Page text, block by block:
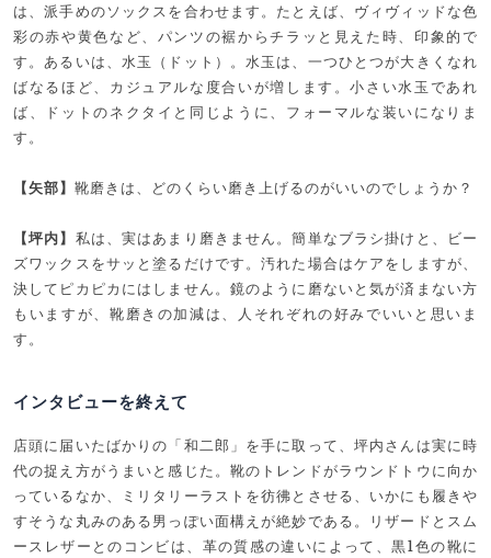
は、派手めのソックスを合わせます。たとえば、ヴィヴィッドな色
彩の赤や黄色など、パンツの裾からチラッと見えた時、印象的で
す。あるいは、水玉（ドット）。水玉は、一つひとつが大きくなれ
ばなるほど、カジュアルな度合いが増します。小さい水玉であれ
ば、ドットのネクタイと同じように、フォーマルな装いになりま
す。
【矢部】 靴磨きは、どのくらい磨き上げるのがいいのでしょうか？
【坪内】 私は、実はあまり磨きません。簡単なブラシ掛けと、ビー
ズワックスをサッと塗るだけです。汚れた場合はケアをしますが、
決してピカピカにはしません。鏡のように磨ないと気が済まない方
もいますが、靴磨きの加減は、人それぞれの好みでいいと思いま
す。
インタビューを終えて
店頭に届いたばかりの「和二郎」を手に取って、坪内さんは実に時
代の捉え方がうまいと感じた。靴のトレンドがラウンドトウに向か
っているなか、ミリタリーラストを彷彿とさせる、いかにも履きや
すそうな丸みのある男っぽい面構えが絶妙である。リザードとスム
ースレザーとのコンビは、革の質感の違いによって、黒1色の靴に